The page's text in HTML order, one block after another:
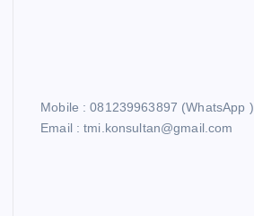
Mobile : 081239963897 (WhatsApp )
Email : tmi.konsultan@gmail.com